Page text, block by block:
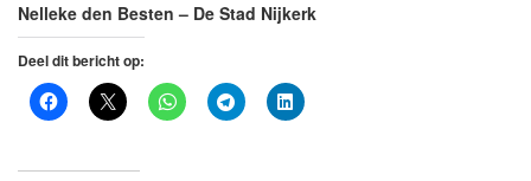
Nelleke den Besten – De Stad Nijkerk
Deel dit bericht op: